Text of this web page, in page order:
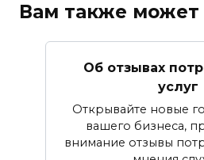
Вам также может
Об отзывах
услуг
Открывайте новые
вашего бизнеса,
внимание отзывы